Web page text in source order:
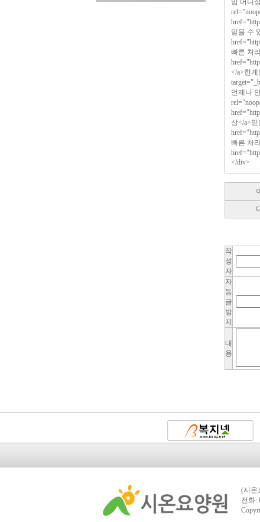
임 머니
믿을 수
빠른 처
</a>한게
언제나
상</a>
빠른 처
</div>
작
성
자
자
동
글
방
지
내
용
(시온
전화: